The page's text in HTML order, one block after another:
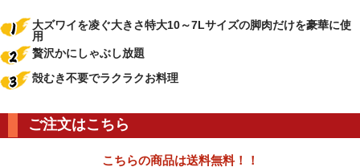
大ズワイを凌ぐ大きさ特大10～7Lサイズの脚肉だけを豪華に使
用
贅沢かにしゃぶし放題
殻むき不要でラクラクお料理
ご注文はこちら
こちらの商品は送料無料！！